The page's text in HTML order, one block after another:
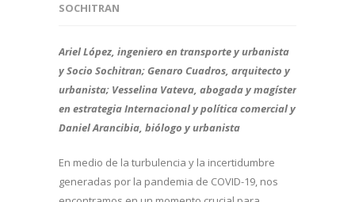
SOCHITRAN
Ariel López, ingeniero en transporte y urbanista
y Socio Sochitran; Genaro Cuadros, arquitecto y
urbanista; Vesselina Vateva, abogada y magíster
en estrategia Internacional y política comercial y
Daniel Arancibia, biólogo y urbanista
En medio de la turbulencia y la incertidumbre
generadas por la pandemia de COVID-19, nos